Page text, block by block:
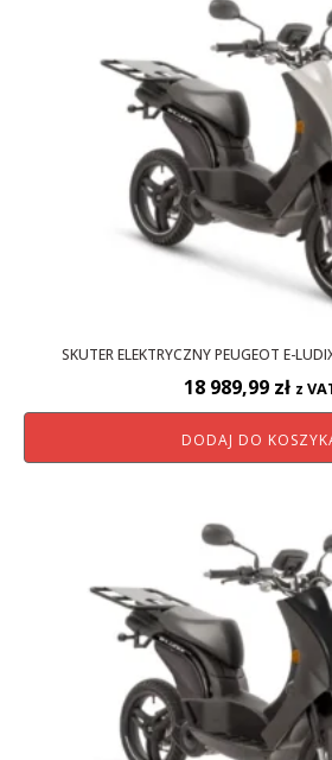
SKUTER ELEKTRYCZNY PEUGEOT E-
18 989,99 zł z
DODAJ DO